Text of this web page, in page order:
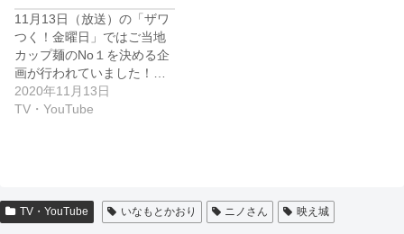
11月13日（放送）の「ザワ
つく！金曜日」ではご当地
カップ麺のNo１を決める企
画が行われていました！…
2020年11月13日
TV・YouTube
TV・YouTube いなもとかおり ニノさん 映え城